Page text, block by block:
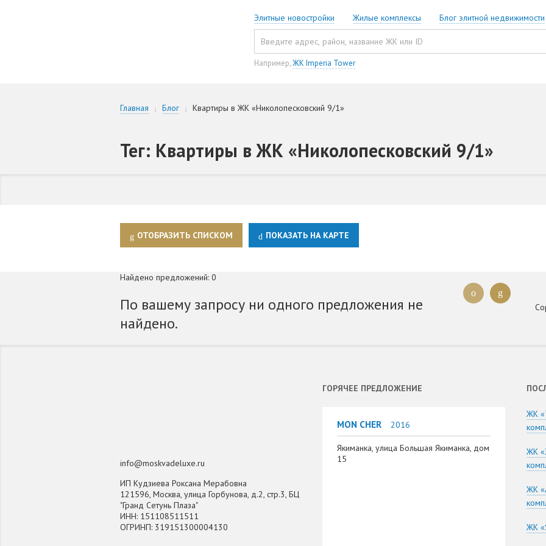
Элитные новостройки Жилые комплексы Блог элитной недвижимости
Например,ЖК Imperia Tower
Главная Блог Квартиры в ЖК «Николопесковский 9/1»
Тег: Квартиры в ЖК «Николопесковский 9/1»
ОТОБРАЗИТЬ СПИСКОМ ПОКАЗАТЬ НА КАРТЕ
Найдено предложений: 0
По вашему запросу ни одного предложения не
найдено.
info@moskvadeluxe.ru
ИП Кудзиева Роксана Мерабовна
121596, Москва, улица Горбунова, д.2, стр.3, БЦ
"Гранд Сетунь Плаза"
ИНН: 151108511511
ОГРИНП: 319151300004130
ГОРЯЧЕЕ ПРЕДЛОЖЕНИЕ
MON CHER 2016
Якиманка, улица Большая Якиманка, дом
15
ЖК
ЖК
ЖК
ЖК